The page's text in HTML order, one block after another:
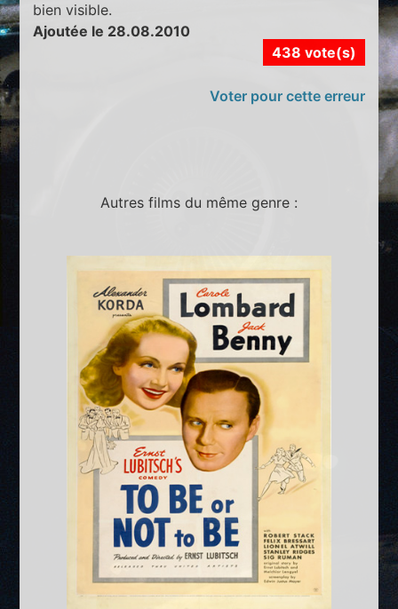
bien visible.
Ajoutée le 28.08.2010
438 vote(s)
Voter pour cette erreur
Autres films du même genre :